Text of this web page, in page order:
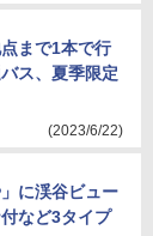
まで1本で行
ス、夏季限定
(2023/6/22)
に渓谷ビュー
など3タイプ